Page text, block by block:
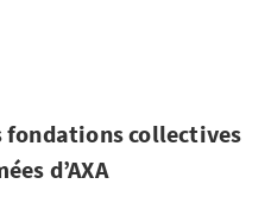
fondations collectives
d’AXA